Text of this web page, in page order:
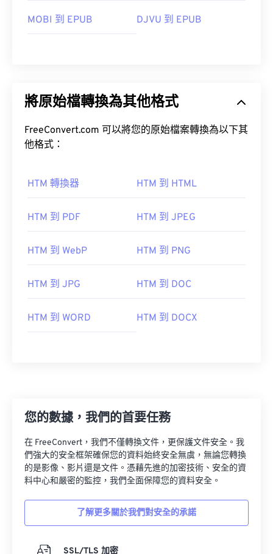
MOBI 到 EPUB DJVU 到 EPUB
將原始檔轉換為其他格式
FreeConvert.com 可以將您的原始檔案轉換為以下其
他格式：
HTM 轉換器 HTM 到 HTML
HTM 到 PDF HTM 到 JPEG
HTM 到 WebP HTM 到 PNG
HTM 到 JPG HTM 到 DOC
HTM 到 WORD HTM 到 DOCX
您的數據，我們的首要任務
在 FreeConvert，我們不僅轉換文件，更保護文件安全。我
們強大的安全框架確保您的資料始終安全無虞，無論您轉換
的是影像、影片還是文件。憑藉先進的加密技術、安全的資
料中心和嚴密的監控，我們全面保障您的資料安全。
了解更多關於我們對安全的承諾
SSL/TLS 加密